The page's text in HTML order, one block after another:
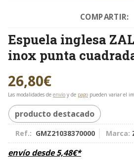
COMPARTIR:
Espuela inglesa
inox punta
26,80€
Las modalidades de envío y de pago pueden variar el
producto destacado
Ref.: GMZ21038370000 Marca:
envío desde5,48€*